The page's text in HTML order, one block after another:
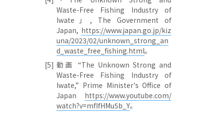
Waste-Free Fishing Industry of
Iwate」, The Government of
Japan, https://www.japan.go.jp/kiz
una/2023/02/unknown_strong_an
d_waste_free_fishing.html。
[5] 動画 “The Unknown Strong and
Waste-Free Fishing Industry of
Iwate,” Prime Minister's Office of
Japan https://www.youtube.com/
watch?v=mfIfHMu5b_Y。